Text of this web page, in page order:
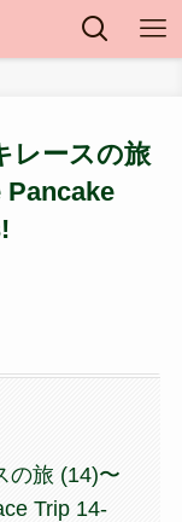
レースの旅
Pancake
の旅 (14)〜
Trip 14-